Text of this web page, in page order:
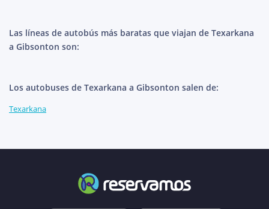
Las líneas de autobús más baratas que viajan de Texarkana
a Gibsonton son:
Los autobuses de Texarkana a Gibsonton salen de:
Texarkana